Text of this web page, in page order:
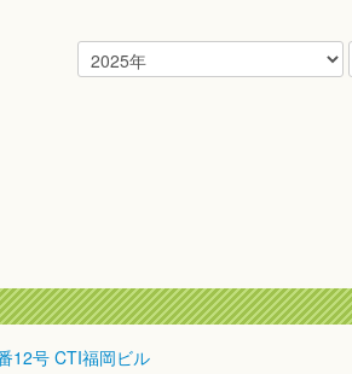
12号 CTI福岡ビル